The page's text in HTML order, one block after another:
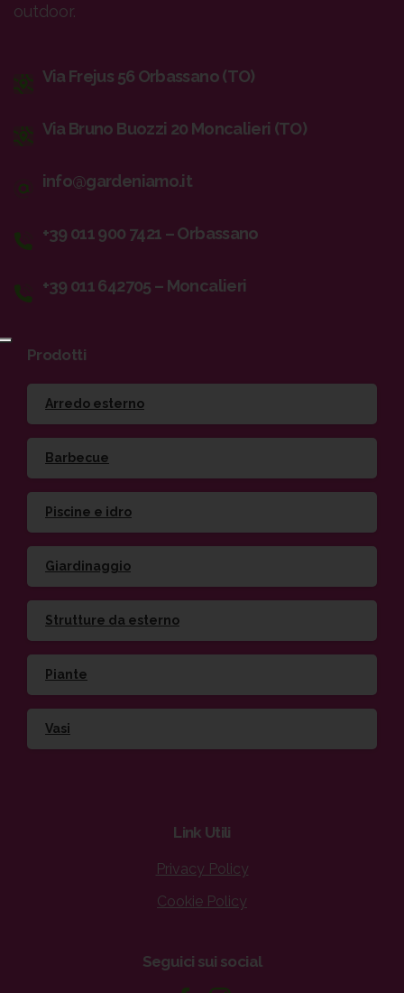
outdoor.
Via Frejus 56 Orbassano (TO)
Via Bruno Buozzi 20 Moncalieri (TO)
info@gardeniamo.it
+39 011 900 7421 – Orbassano
+39 011 642705 – Moncalieri
Prodotti
Arredo esterno
Barbecue
Piscine e idro
Giardinaggio
Strutture da esterno
Piante
Vasi
Link Utili
Privacy Policy
Cookie Policy
Seguici sui social